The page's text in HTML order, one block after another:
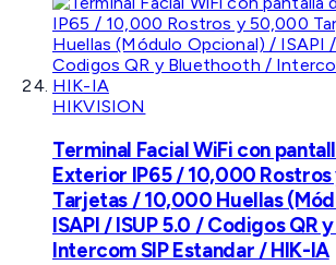
HIKVISION
Terminal Facial WiFi con
Exterior IP65 / 10,000
Tarjetas / 10,000 Huellas
ISAPI / ISUP 5.0 / Codigos QR
Intercom SIP Estandar / HIK-IA